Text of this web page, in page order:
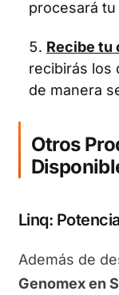
procesará
Recibe tu
recibirás los
de manera
Otros
Linq:
Además de
Genomex en